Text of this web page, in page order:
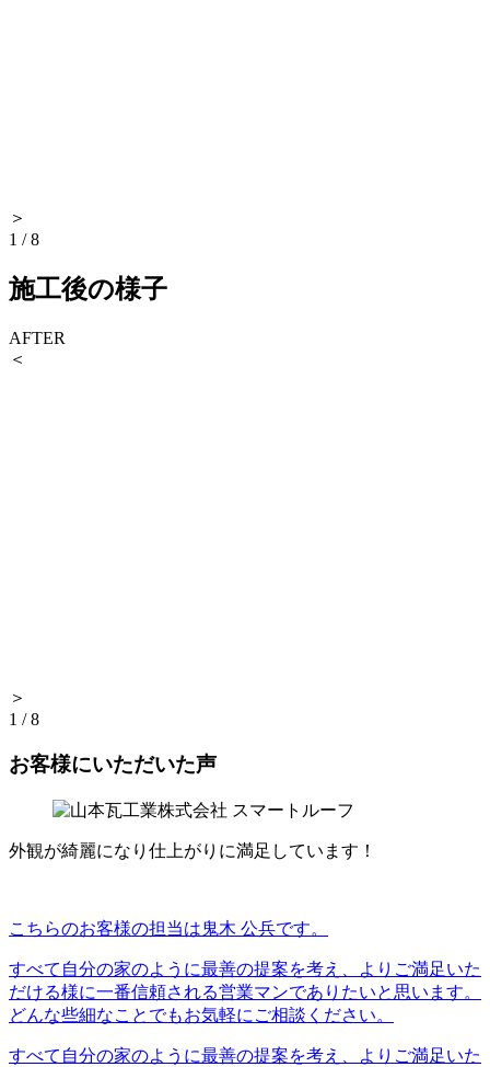
＞
1 /8
施工後の様子
AFTER
＜
＞
1 /8
お客様にいただいた声
外観が綺麗になり仕上がりに満足しています！
こちらのお客様の担当は鬼木 公兵です。
すべて自分の家のように最善の提案を考え、よりご満足いた
だける様に一番信頼される営業マンでありたいと思います。
どんな些細なことでもお気軽にご相談ください。
すべて自分の家のように最善の提案を考え、よりご満足いた